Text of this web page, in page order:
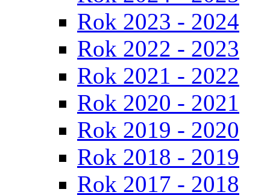
Rok 2023 - 2024
Rok 2022 - 2023
Rok 2021 - 2022
Rok 2020 - 2021
Rok 2019 - 2020
Rok 2018 - 2019
Rok 2017 - 2018